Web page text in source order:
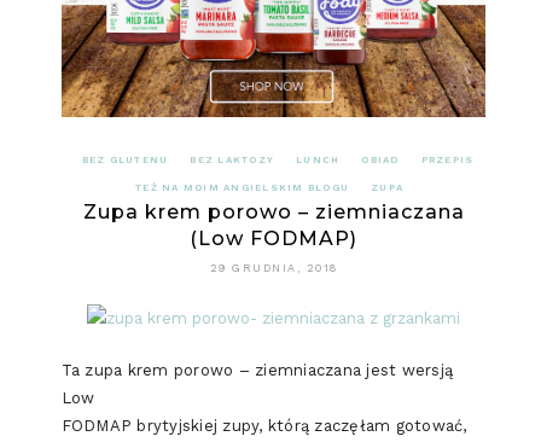
BEZ GLUTENU BEZ LAKTOZY LUNCH OBIAD PRZEPIS
TEŻ NA MOIM ANGIELSKIM BLOGU ZUPA
Zupa krem porowo – ziemniaczana
(Low FODMAP)
29 GRUDNIA, 2018
Ta zupa krem porowo – ziemniaczana jest wersją
Low
FODMAP brytyjskiej zupy, którą zaczęłam gotować,